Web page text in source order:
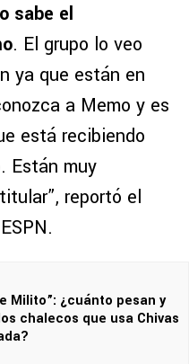
sabe el
. El grupo lo veo
ya que están en
a Memo y es
está recibiendo
Están muy
reportó el
Milito”: ¿cuánto pesan y
chalecos que usa Chivas